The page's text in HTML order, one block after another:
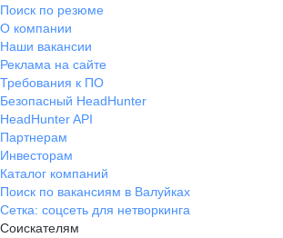
Поиск по резюме
О компании
Наши вакансии
Реклама на сайте
Требования к ПО
Безопасный HeadHunter
HeadHunter API
Партнерам
Инвесторам
Каталог компаний
Поиск по вакансиям в Валуйках
Сетка: соцсеть для нетворкинга
Соискателям